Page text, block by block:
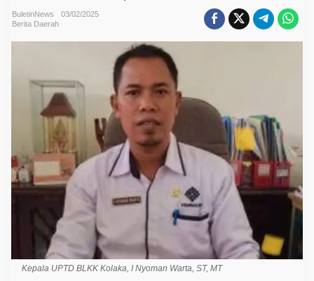
a
1
P
r
o
g
m
P
e
l
t
B
e
BuletinNews
03/02/2025
Berita Daerah
Kepala UPTD BLKK Kolaka, I Nyoman Warta, ST, MT